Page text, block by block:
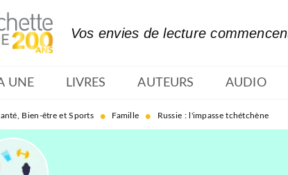
RECHERCHE
Vos envies de lecture
UNE LIVRES AUTEURS AUDIO
Bien-être et Sports • Famille • Russie : l'impasse tchétchène